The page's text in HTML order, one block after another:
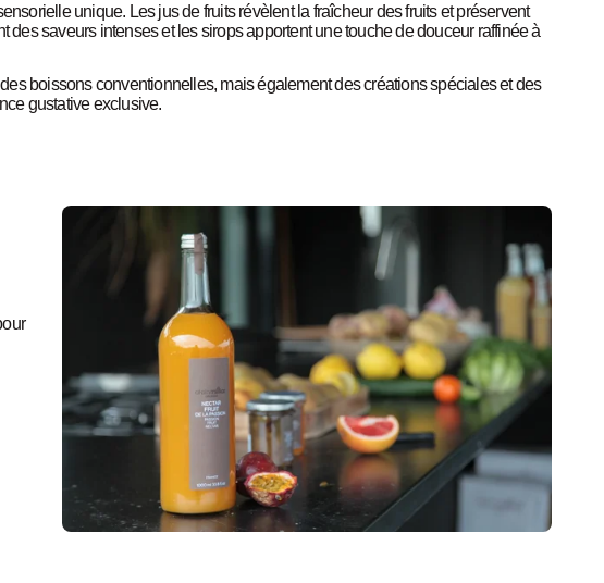
unique. Les jus de fruits révèlent la fraîcheur des fruits et préservent
des saveurs intenses et les sirops apportent une touche de douceur raffinée à
boissons conventionnelles, mais également des créations spéciales et des
gustative exclusive.